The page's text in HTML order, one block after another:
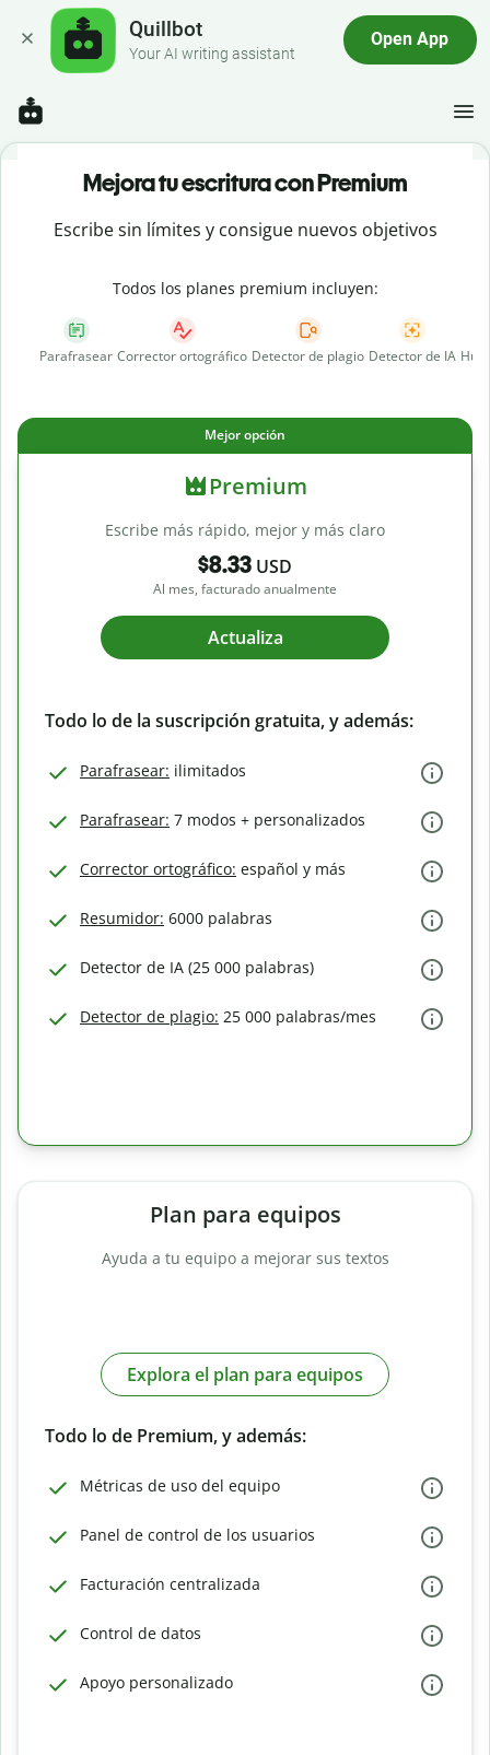
Quillbot
Your AI writing assistant
Open App
Mejora tu escritura con Premium
Escribe sin límites y consigue nuevos objetivos
Todos los planes premium incluyen:
Parafrasear Corrector ortográfico Detector de plagio Detector de IA
Mejor opción
Premium
Escribe más rápido, mejor y más claro
$8.33 USD
Al mes, facturado anualmente
Actualiza
Todo lo de la suscripción gratuita, y además:
Parafrasear: ilimitados
Parafrasear: 7 modos + personalizados
Corrector ortográfico: español y más
Resumidor: 6000 palabras
Detector de IA (25 000 palabras)
Detector de plagio: 25 000 palabras/mes
Plan para equipos
Ayuda a tu equipo a mejorar sus textos
Explora el plan para equipos
Todo lo de Premium, y además:
Métricas de uso del equipo
Panel de control de los usuarios
Facturación centralizada
Control de datos
Apoyo personalizado